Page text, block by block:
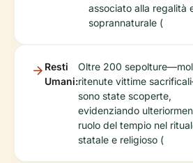
associato alla regalità
soprannaturale (
Resti
Umani:
Oltre 200
ritenute vittime
sono state scoperte,
evidenziando
ruolo del tempio nel
statale e religioso (